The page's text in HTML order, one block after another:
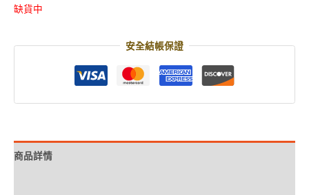
缺貨中
安全結帳保證
商品詳情